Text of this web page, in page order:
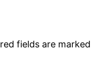
fields are marked